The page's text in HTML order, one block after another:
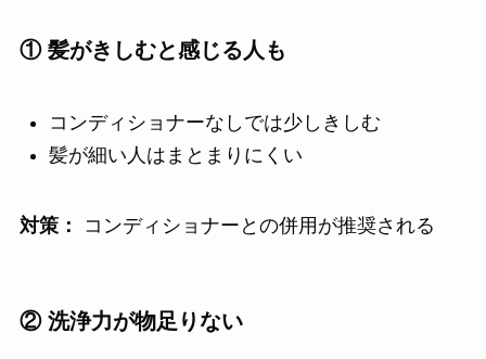
① 髪がきしむと感じる人も
コンディショナーなしでは少しきしむ
髪が細い人はまとまりにくい
対策： コンディショナーとの併用が推奨される
② 洗浄力が物足りない